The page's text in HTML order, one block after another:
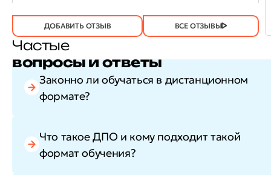
ПОЛЕЗЕН?
ДА(746) НЕТ(21)
ДОБАВИТЬ ОТЗЫВ ВСЕ ОТЗЫВЫ
Частые
вопросы и ответы
Законно ли обучаться в дистанционном
формате?
Что такое ДПО и кому подходит такой
формат обучения?